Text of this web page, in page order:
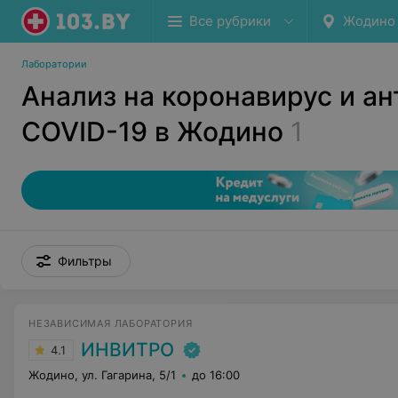
Все рубрики Жодино
Лаборатории
Анализ на коронавирус и
COVID-19 в Жодино 1
Фильтры
НЕЗАВИСИМАЯ ЛАБОРАТОРИЯ
4.1 ИНВИТРО
Жодино, ул. Гагарина, 5/1 до 16:00